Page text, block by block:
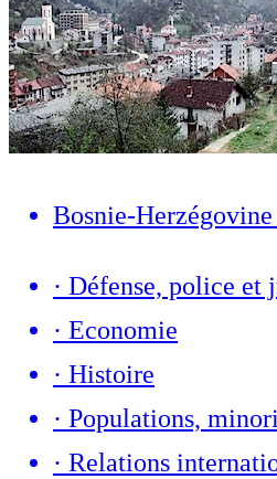
Bosnie-Herzégovine
· Défense, police et
· Economie
· Histoire
· Populations,
· Relations